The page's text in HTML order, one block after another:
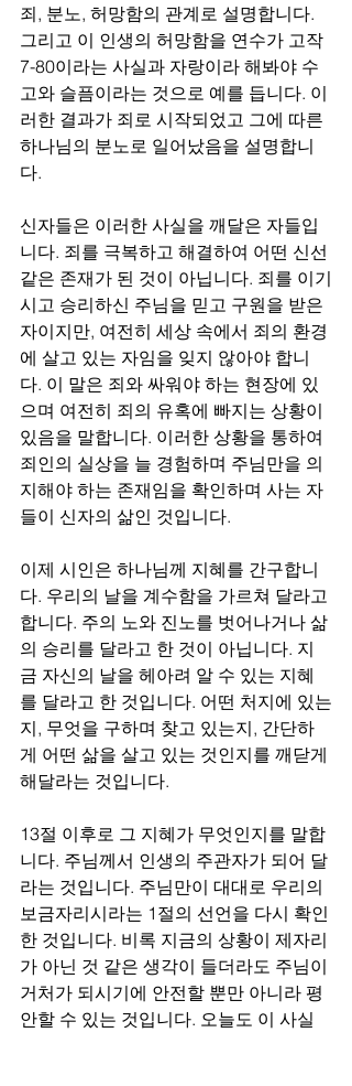
죄, 분노, 허망함의 관계로 설명합니다.
그리고 이 인생의 허망함을 연수가 고작
7-80이라는 사실과 자랑이라 해봐야 수
고와 슬픔이라는 것으로 예를 듭니다. 이
러한 결과가 죄로 시작되었고 그에 따른
하나님의 분노로 일어났음을 설명합니
다.
신자들은 이러한 사실을 깨달은 자들입
니다. 죄를 극복하고 해결하여 어떤 신선
같은 존재가 된 것이 아닙니다. 죄를 이기
시고 승리하신 주님을 믿고 구원을 받은
자이지만, 여전히 세상 속에서 죄의 환경
에 살고 있는 자임을 잊지 않아야 합니
다. 이 말은 죄와 싸워야 하는 현장에 있
으며 여전히 죄의 유혹에 빠지는 상황이
있음을 말합니다. 이러한 상황을 통하여
죄인의 실상을 늘 경험하며 주님만을 의
지해야 하는 존재임을 확인하며 사는 자
들이 신자의 삶인 것입니다.
이제 시인은 하나님께 지혜를 간구합니
다. 우리의 날을 계수함을 가르쳐 달라고
합니다. 주의 노와 진노를 벗어나거나 삶
의 승리를 달라고 한 것이 아닙니다. 지
금 자신의 날을 헤아려 알 수 있는 지혜
를 달라고 한 것입니다. 어떤 처지에 있는
지, 무엇을 구하며 찾고 있는지, 간단하
게 어떤 삶을 살고 있는 것인지를 깨닫게
해달라는 것입니다.
13절 이후로 그 지혜가 무엇인지를 말합
니다. 주님께서 인생의 주관자가 되어 달
라는 것입니다. 주님만이 대대로 우리의
보금자리시라는 1절의 선언을 다시 확인
한 것입니다. 비록 지금의 상황이 제자리
가 아닌 것 같은 생각이 들더라도 주님이
거처가 되시기에 안전할 뿐만 아니라 평
안할 수 있는 것입니다. 오늘도 이 사실